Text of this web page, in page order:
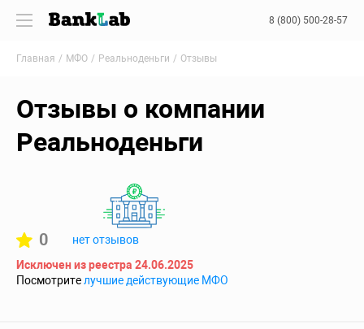
8 (800) 500-28-57
Главная МФО Реальноденьги Отзывы
Отзывы о компании
Реальноденьги
0
нет отзывов
Исключен из реестра 24.06.2025
Посмотрителучшие действующие МФО